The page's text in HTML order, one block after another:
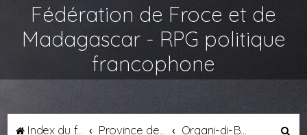
Fédération de Froce et de
Madagascar - RPG politique
francophone
Index du forum